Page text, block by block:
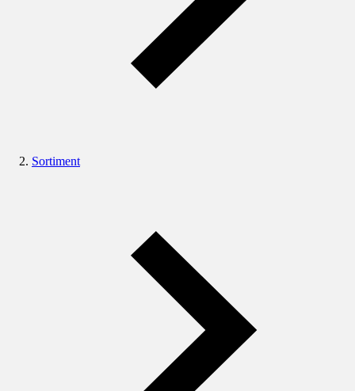
Sortiment